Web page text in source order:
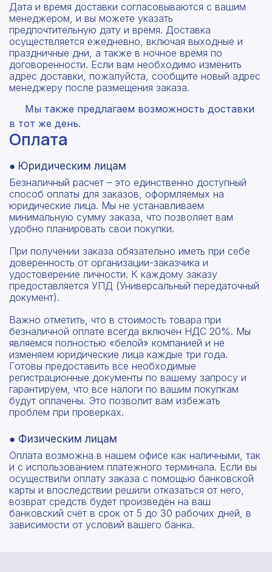
Дата и время доставки согласовываются с вашим
менеджером, и вы можете указать
предпочтительную дату и время. Доставка
осуществляется ежедневно, включая выходные и
праздничные дни, а также в ночное время по
договоренности. Если вам необходимо изменить
адрес доставки, пожалуйста, сообщите новый адрес
менеджеру после размещения заказа.
Мы также предлагаем возможность доставки
в тот же день.
Оплата
● Юридическим лицам
Безналичный расчет – это единственно доступный
способ оплаты для заказов, оформляемых на
юридические лица. Мы не устанавливаем
минимальную сумму заказа, что позволяет вам
удобно планировать свои покупки.
При получении заказа обязательно иметь при себе
доверенность от организации-заказчика и
удостоверение личности. К каждому заказу
предоставляется УПД (Универсальный передаточный
документ).
Важно отметить, что в стоимость товара при
безналичной оплате всегда включён НДС 20%. Мы
являемся полностью «белой» компанией и не
изменяем юридические лица каждые три года.
Готовы предоставить все необходимые
регистрационные документы по вашему запросу и
гарантируем, что все налоги по вашим покупкам
будут оплачены. Это позволит вам избежать
проблем при проверках.
● Физическим лицам
Оплата возможна в нашем офисе как наличными, так
и с использованием платежного терминала. Если вы
осуществили оплату заказа с помощью банковской
карты и впоследствии решили отказаться от него,
возврат средств будет произведён на ваш
банковский счёт в срок от 5 до 30 рабочих дней, в
зависимости от условий вашего банка.